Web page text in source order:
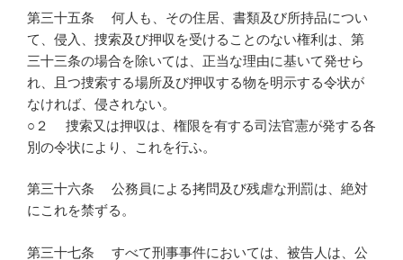
第三十五条 何人も、その住居、書類及び所持品につい
て、侵入、捜索及び押収を受けることのない権利は、第
三十三条の場合を除いては、正当な理由に基いて発せら
れ、且つ捜索する場所及び押収する物を明示する令状が
なければ、侵されない。
○２ 捜索又は押収は、権限を有する司法官憲が発する各
別の令状により、これを行ふ。
第三十六条 公務員による拷問及び残虐な刑罰は、絶対
にこれを禁ずる。
第三十七条 すべて刑事事件においては、被告人は、公